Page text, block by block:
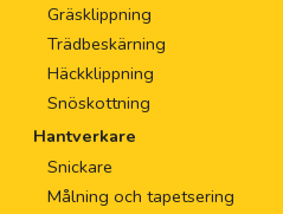
Gräsklippning
Trädbeskärning
Häckklippning
Snöskottning
Hantverkare
Snickare
Målning och tapetsering